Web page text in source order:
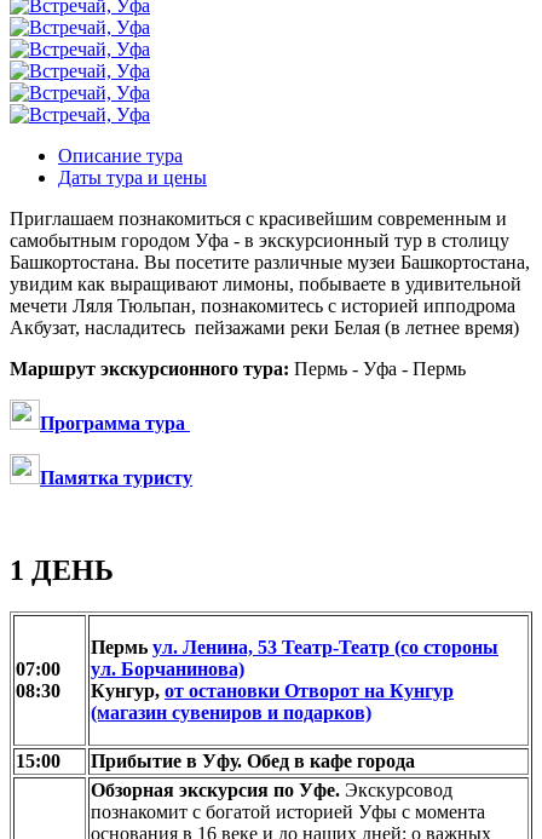
Описание тура
Даты тура и цены
Приглашаем познакомиться с красивейшим современным и
самобытным городом Уфа - в экскурсионный тур в столицу
Башкортостана. Вы посетите различные музеи Башкортостана,
увидим как выращивают лимоны, побываете в удивительной
мечети Ляля Тюльпан, познакомитесь с историей ипподрома
Акбузат, насладитесь пейзажами реки Белая (в летнее время)
Маршрут экскурсионного тура: Пермь - Уфа - Пермь
Программа тура
Памятка туристу
1 ДЕНЬ
07:00
08:30
Пермь ул. Ленина, 53 Театр-Театр (со стороны
ул. Борчанинова)
Кунгур, от остановки Отворот на Кунгур
(магазин сувениров и подарков)
15:00
Прибытие в Уфу. Обед в кафе города
Обзорная экскурсия по Уфе. Экскурсовод
познакомит с богатой историей Уфы с момента
основания в 16 веке и до наших дней: о важных